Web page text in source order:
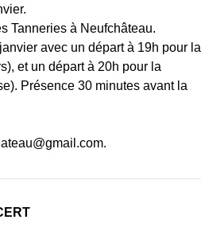
Tanneries à Neufchâteau.
avec un départ à 19h pour la
et un départ à 20h pour la
Présence 30 minutes avant la